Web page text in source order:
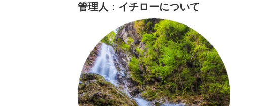
管理人：イチローについて